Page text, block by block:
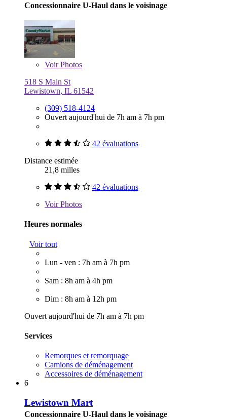
Concessionnaire U-Haul dans le voisinage
VoirPhotos
518 S Main St
Lewistown, IL 61542
(309) 518-4124
Ouvert aujourd'hui de 7h am à 7h pm
42 évaluations
Distance estimée
21,8 milles
42 évaluations
VoirPhotos
Heures normales
Voir tout
Lun - ven : 7h am à 7h pm
Sam : 8h am à 4h pm
Dim : 8h am à 12h pm
Ouvert aujourd'hui de 7h am à 7h pm
Services
Remorques et remorquage
Camions de déménagement
Accessoires de déménagement
6
Lewistown Mart
Concessionnaire U-Haul dans le voisinage